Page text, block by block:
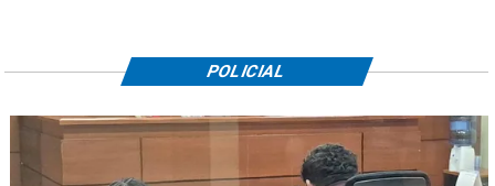
POLICIAL